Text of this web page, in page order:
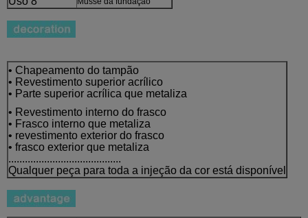
• Chapeamento do tampão
• Revestimento superior acrílico
• Parte superior acrílica que metaliza
• Revestimento interno do frasco
• Frasco interno que metaliza
• revestimento exterior do frasco
• frasco exterior que metaliza
.........................................
Qualquer peça para toda a injeção da cor está disponível